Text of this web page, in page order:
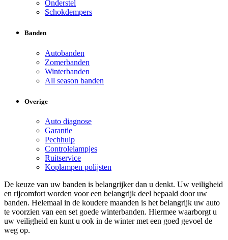
Onderstel
Schokdempers
Banden
Autobanden
Zomerbanden
Winterbanden
All season banden
Overige
Auto diagnose
Garantie
Pechhulp
Controlelampjes
Ruitservice
Koplampen polijsten
De keuze van uw banden is belangrijker dan u denkt. Uw veiligheid
en rijcomfort worden voor een belangrijk deel bepaald door uw
banden. Helemaal in de koudere maanden is het belangrijk uw auto
te voorzien van een set goede winterbanden. Hiermee waarborgt u
uw veiligheid en kunt u ook in de winter met een goed gevoel de
weg op.